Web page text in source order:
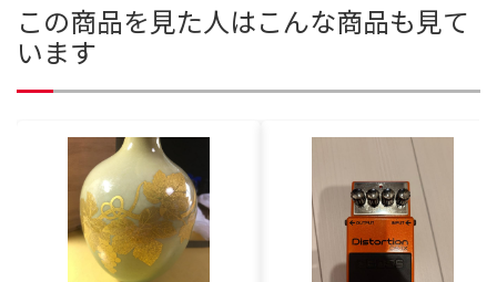
この商品を見た人はこんな商品も見て
います